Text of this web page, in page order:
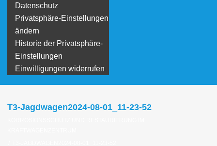
Datenschutz
Privatsphäre-Einstellungen
ändern
Historie der Privatsphäre-
Einstellungen
Einwilligungen widerrufen
T3-Jagdwagen2024-08-01_11-23-52